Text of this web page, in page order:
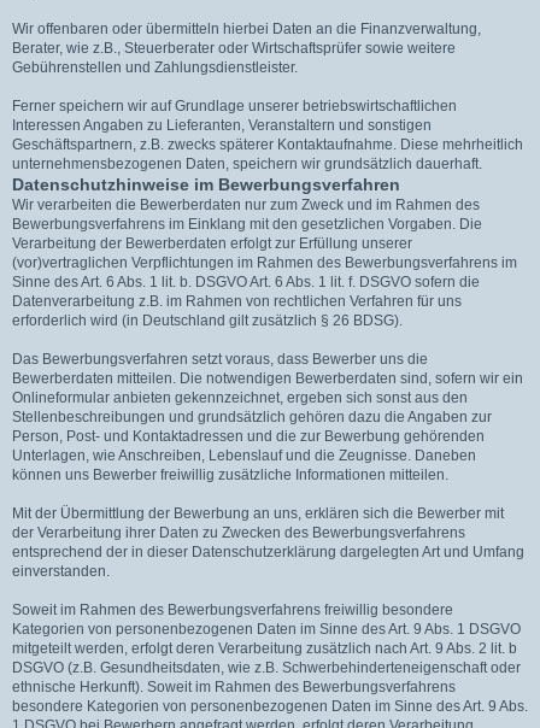
Wir offenbaren oder übermitteln hierbei Daten an die Finanzverwaltung,
Berater, wie z.B., Steuerberater oder Wirtschaftsprüfer sowie weitere
Gebührenstellen und Zahlungsdienstleister.
Ferner speichern wir auf Grundlage unserer betriebswirtschaftlichen
Interessen Angaben zu Lieferanten, Veranstaltern und sonstigen
Geschäftspartnern, z.B. zwecks späterer Kontaktaufnahme. Diese mehrheitlich
unternehmensbezogenen Daten, speichern wir grundsätzlich dauerhaft.
Datenschutzhinweise im Bewerbungsverfahren
Wir verarbeiten die Bewerberdaten nur zum Zweck und im Rahmen des
Bewerbungsverfahrens im Einklang mit den gesetzlichen Vorgaben. Die
Verarbeitung der Bewerberdaten erfolgt zur Erfüllung unserer
(vor)vertraglichen Verpflichtungen im Rahmen des Bewerbungsverfahrens im
Sinne des Art. 6 Abs. 1 lit. b. DSGVO Art. 6 Abs. 1 lit. f. DSGVO sofern die
Datenverarbeitung z.B. im Rahmen von rechtlichen Verfahren für uns
erforderlich wird (in Deutschland gilt zusätzlich § 26 BDSG).
Das Bewerbungsverfahren setzt voraus, dass Bewerber uns die
Bewerberdaten mitteilen. Die notwendigen Bewerberdaten sind, sofern wir ein
Onlineformular anbieten gekennzeichnet, ergeben sich sonst aus den
Stellenbeschreibungen und grundsätzlich gehören dazu die Angaben zur
Person, Post- und Kontaktadressen und die zur Bewerbung gehörenden
Unterlagen, wie Anschreiben, Lebenslauf und die Zeugnisse. Daneben
können uns Bewerber freiwillig zusätzliche Informationen mitteilen.
Mit der Übermittlung der Bewerbung an uns, erklären sich die Bewerber mit
der Verarbeitung ihrer Daten zu Zwecken des Bewerbungsverfahrens
entsprechend der in dieser Datenschutzerklärung dargelegten Art und Umfang
einverstanden.
Soweit im Rahmen des Bewerbungsverfahrens freiwillig besondere
Kategorien von personenbezogenen Daten im Sinne des Art. 9 Abs. 1 DSGVO
mitgeteilt werden, erfolgt deren Verarbeitung zusätzlich nach Art. 9 Abs. 2 lit. b
DSGVO (z.B. Gesundheitsdaten, wie z.B. Schwerbehinderteneigenschaft oder
ethnische Herkunft). Soweit im Rahmen des Bewerbungsverfahrens
besondere Kategorien von personenbezogenen Daten im Sinne des Art. 9 Abs.